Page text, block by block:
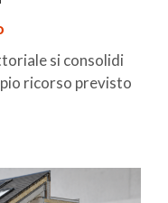
si consolidi
ricorso previsto